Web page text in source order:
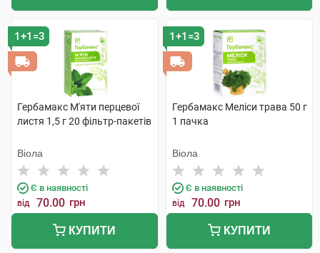
1+1=3
Гербамакс М'яти перцевої
листя 1,5 г 20 фільтр-пакетів
Віола
Є в наявності
від 70.00 грн
КУПИТИ
1+1=3
Гербамакс Меліси трава 50 г
1 пачка
Віола
Є в наявності
від 70.00 грн
КУПИТИ